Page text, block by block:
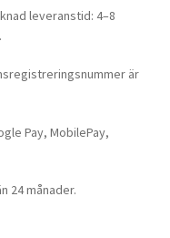
leveranstid: 4–8
är
Pay, MobilePay,
24 månader.